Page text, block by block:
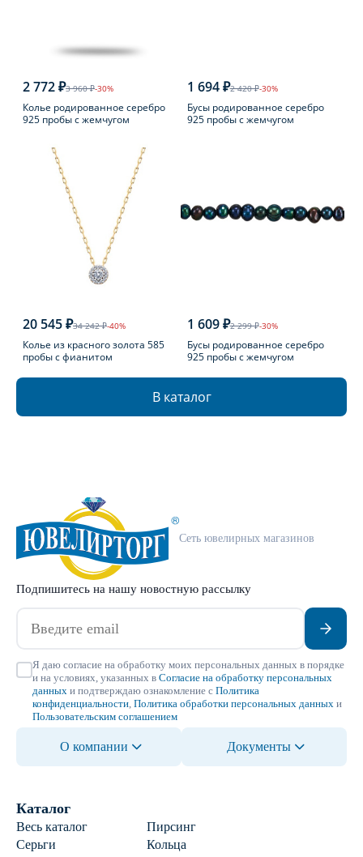
2 772 ₽3 960 ₽-30%
Колье родированное серебро
925 пробы с жемчугом
1 694 ₽2 420 ₽-30%
Бусы родированное серебро
925 пробы с жемчугом
20 545 ₽34 242 ₽-40%
Колье из красного золота 585
пробы с фианитом
1 609 ₽2 299 ₽-30%
Бусы родированное серебро
925 пробы с жемчугом
В каталог
Сеть ювелирных магазинов
Подпишитесь на нашу новостную рассылку
Я даю согласие на обработку моих персональных данных в порядке
и на условиях, указанных в Согласие на обработку персональных
данных и подтверждаю ознакомление с Политика
конфиденциальности Политика обработки персональных данных и
Пользовательским соглашением
О компании Документы
Каталог
Весь каталог
Пирсинг
Серьги
Кольца